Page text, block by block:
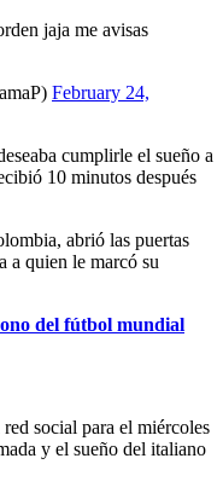
jaja me avisas
February 24,
cumplirle el sueño a
10 minutos después
abrió las puertas
a quien le marcó su
del fútbol mundial
social para el miércoles
y el sueño del italiano